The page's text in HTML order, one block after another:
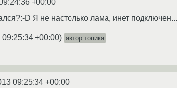
+00:00
D Я не настолько лама, инет подключен...
09:25:34 +00:00) автор топика
09:25:34 +00:00